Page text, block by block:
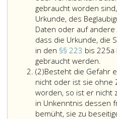
gebraucht worden
Urkunde, des
Daten oder auf
dass die Urkunde, die
in den §§ 223 bis 225a
gebraucht werden.
den
223
bis
(2)Absatz
2
Besteht die Gefahr
nicht oder ist sie ohne
worden, so ist er nicht
in Unkenntnis dessen
bemüht, sie zu